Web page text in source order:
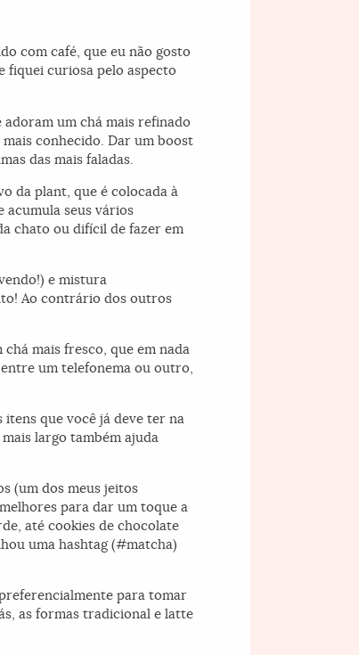
com café, que eu não gosto
fiquei curiosa pelo aspecto
adoram um chá mais refinado
conhecido. Dar um boost
das mais faladas.
da plant, que é colocada à
acumula seus vários
chato ou difícil de fazer em
e mistura
Ao contrário dos outros
mais fresco, que em nada
entre um telefonema ou outro,
que você já deve ter na
largo também ajuda
(um dos meus jeitos
para dar um toque a
até cookies de chocolate
uma hashtag (#matcha)
para tomar
as formas tradicional e latte